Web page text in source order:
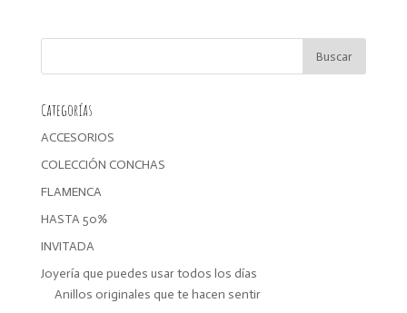
era:
es:
Categorías
ACCESORIOS
COLECCIÓN CONCHAS
FLAMENCA
HASTA 50%
INVITADA
Joyería que puedes usar todos los días
Anillos originales que te hacen sentir